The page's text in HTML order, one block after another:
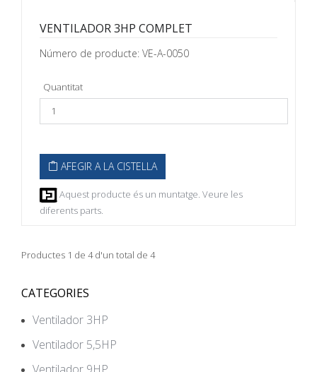
VENTILADOR 3HP COMPLET
Número de producte: VE-A-0050
Quantitat
AFEGIR A LA CISTELLA
Aquest producte és un muntatge. Veure les
diferents parts.
Productes 1 de 4 d'un total de 4
CATEGORIES
Ventilador 3HP
Ventilador 5,5HP